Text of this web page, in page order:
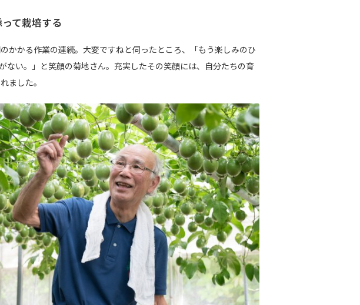
て栽培する
かかる作業の連続。大変ですねと伺ったところ、「もう楽しみのひ
ない。」と笑顔の菊地さん。充実したその笑顔には、自分たちの育
ました。